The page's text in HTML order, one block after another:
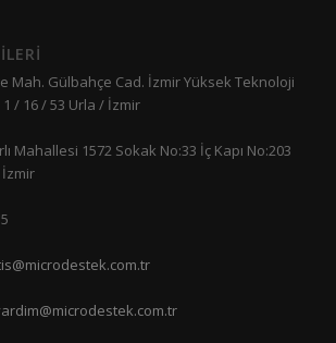
Mah. Gülbahçe Cad. İzmir Yüksek Teknoloji
/ 16 / 53 Urla / İzmir
Mahallesi 1572 Sokak No:33 İç Kapı No:203
İzmir